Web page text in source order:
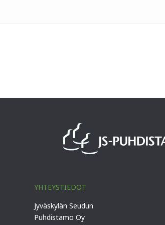
YHTEYSTIEDOT
Jyväskylän Seudun
Puhdistamo Oy